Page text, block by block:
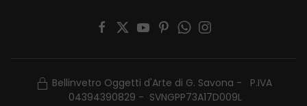
Bellinvetro Oggetti d'Arte di G. Savona - P.IVA
04394390829 - SVNGPP73A17D009L